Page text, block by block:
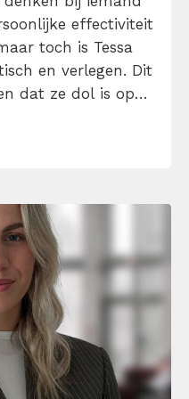
effectiviteit
toch is Tessa
en verlegen. Dit
dat ze dol is op
of spannend